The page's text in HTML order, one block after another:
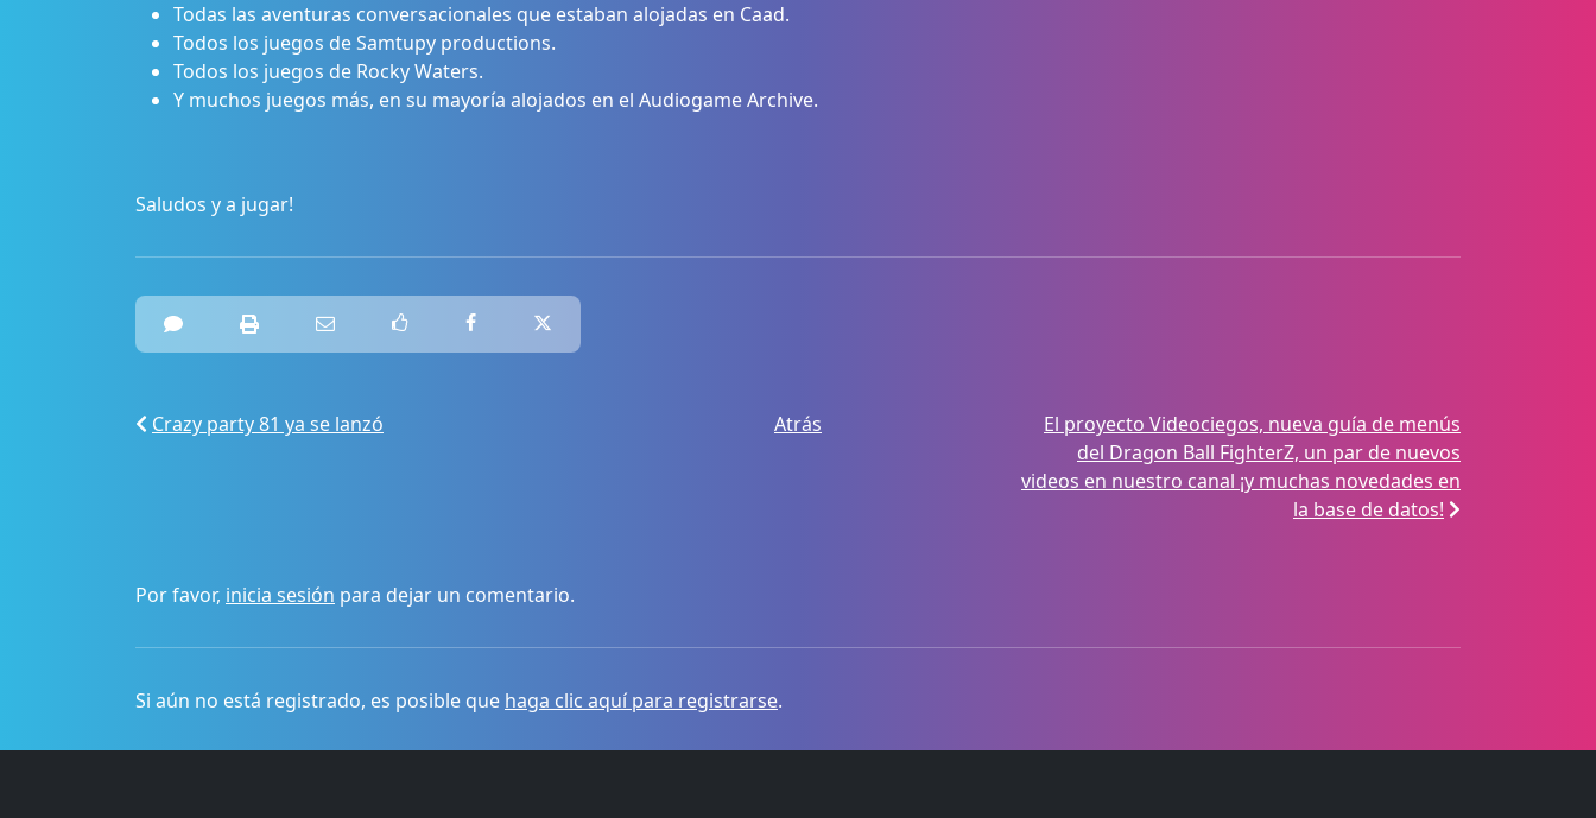
Todas las aventuras conversacionales que estaban alojadas en Caad.
Todos los juegos de Samtupy productions.
Todos los juegos de Rocky Waters.
Y muchos juegos más, en su mayoría alojados en el Audiogame Archive.
Saludos y a jugar!
Crazy party 81 ya se lanzó Atrás
El proyecto Videociegos, nueva guía de menús
del Dragon Ball FighterZ, un par de nuevos
videos en nuestro canal ¡y muchas novedades en
la base de datos!
Por favor, inicia sesión para dejar un comentario.
Si aún no está registrado, es posible que haga clic aquí para registrarse.